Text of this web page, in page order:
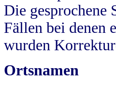
Die
Fällen bei denen
wurden
Ortsnamen